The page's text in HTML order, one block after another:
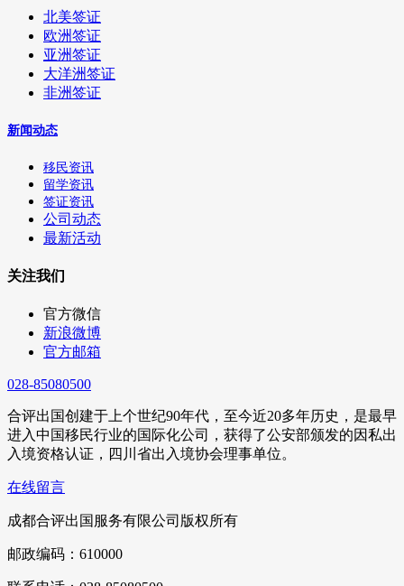
北美签证
欧洲签证
亚洲签证
大洋洲签证
非洲签证
新闻动态
移民资讯
留学资讯
签证资讯
公司动态
最新活动
关注我们
官方微信
新浪微博
官方邮箱
028-85080500
合评出国创建于上个世纪90年代，至今近20多年历史，是最早
进入中国移民行业的国际化公司，获得了公安部颁发的因私出
入境资格认证，四川省出入境协会理事单位。
在线留言
成都合评出国服务有限公司版权所有
邮政编码：610000